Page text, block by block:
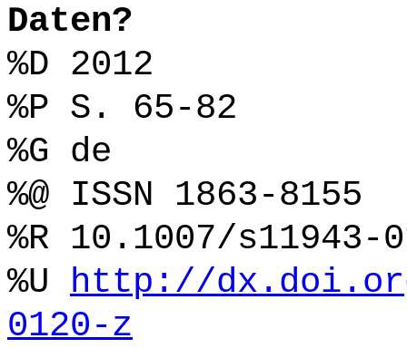
Daten?
%D 2012
%P S. 65-82
%G de
%@ ISSN 1863-8155
%R 10.1007/s11943-
%U http://
0120-z